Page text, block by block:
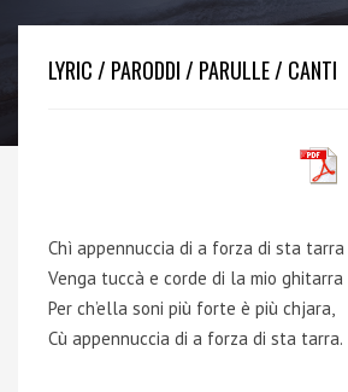
LYRIC / PARODDI / PARULLE / CANTI
Chì appennuccia di a forza di sta tarra
Venga tuccà e corde di la mio ghitarra
Per ch’ella soni più forte è più chjara,
Cù appennuccia di a forza di sta tarra.